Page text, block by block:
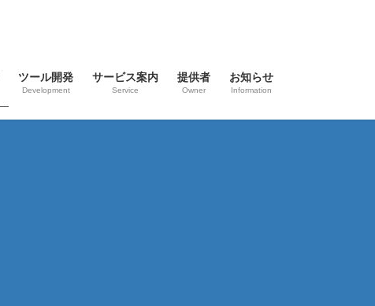
ツール開発
Development
サービス案内
Service
提供者
Owner
お知らせ
Information